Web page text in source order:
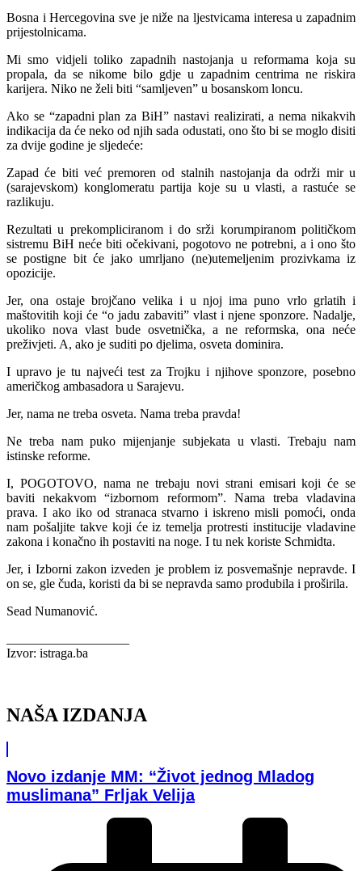
Bosna i Hercegovina sve je niže na ljestvicama interesa u zapadnim
prijestolnicama.
Mi smo vidjeli toliko zapadnih nastojanja u reformama koja su
propala, da se nikome bilo gdje u zapadnim centrima ne riskira
karijera. Niko ne želi biti “samljeven” u bosanskom loncu.
Ako se “zapadni plan za BiH” nastavi realizirati, a nema nikakvih
indikacija da će neko od njih sada odustati, ono što bi se moglo disiti
za dvije godine je sljedeće:
Zapad će biti već premoren od stalnih nastojanja da održi mir u
(sarajevskom) konglomeratu partija koje su u vlasti, a rastuće se
razlikuju.
Rezultati u prekompliciranom i do srži korumpiranom političkom
sistremu BiH neće biti očekivani, pogotovo ne potrebni, a i ono što
se postigne bit će jako umrljano (ne)utemeljenim prozivkama iz
opozicije.
Jer, ona ostaje brojčano velika i u njoj ima puno vrlo grlatih i
maštovitih koji će “o jadu zabaviti” vlast i njene sponzore. Nadalje,
ukoliko nova vlast bude osvetnička, a ne reformska, ona neće
preživjeti. A, ako je suditi po djelima, osveta dominira.
I upravo je tu najveći test za Trojku i njihove sponzore, posebno
američkog ambasadora u Sarajevu.
Jer, nama ne treba osveta. Nama treba pravda!
Ne treba nam puko mijenjanje subjekata u vlasti. Trebaju nam
istinske reforme.
I, POGOTOVO, nama ne trebaju novi strani emisari koji će se
baviti nekakvom “izbornom reformom”. Nama treba vladavina
prava. I ako iko od stranaca stvarno i iskreno misli pomoći, onda
nam pošaljite takve koji će iz temelja protresti institucije vladavine
zakona i konačno ih postaviti na noge. I tu nek koriste Schmidta.
Jer, i Izborni zakon izveden je problem iz posvemašnje nepravde. I
on se, gle čuda, koristi da bi se nepravda samo produbila i proširila.
Sead Numanović.
Izvor: istraga.ba
NAŠA IZDANJA
Novo izdanje MM: “Život jednog Mladog
muslimana” Frljak Velija